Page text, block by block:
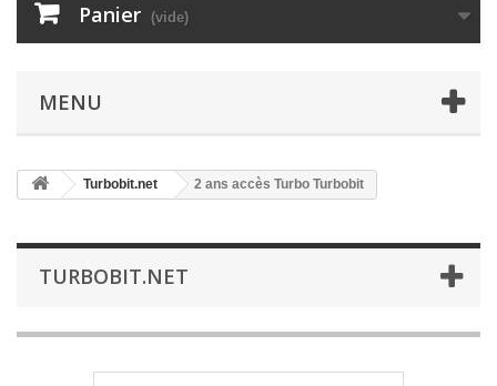
Panier (vide)
MENU
Turbobit.net 2 ans accès Turbo Turbobit
TURBOBIT.NET